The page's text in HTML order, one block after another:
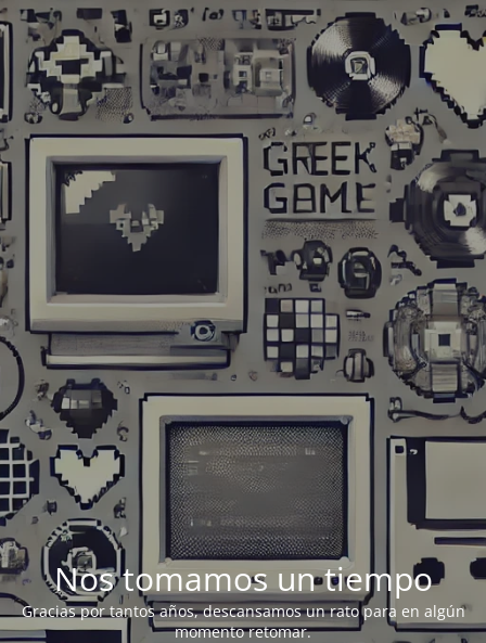
Nos tomamos un tiempo
Gracias por tantos años, descansamos un rato para en algún
momento retomar.